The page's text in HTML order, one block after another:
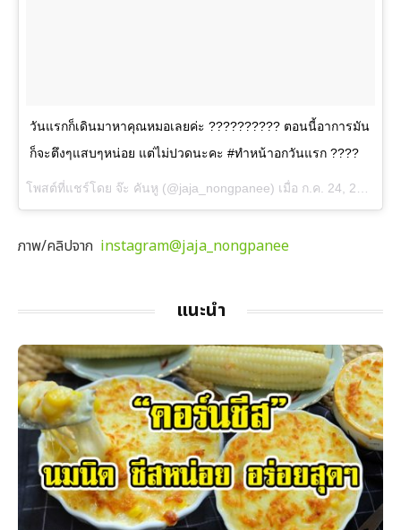
วันแรกก็เดินมาหาคุณหมอเลยค่ะ ?????????? ตอนนี้อาการมัน
ก็จะตึงๆแสบๆหน่อย แต่ไม่ปวดนะคะ #ทำหน้าอกวันแรก ????
โพสต์ที่แชร์โดย จ๊ะ คันหู (@jaja_nongpanee) เมื่อ ก.ค. 24, 2018 เวลา 6:35pm PDT
ภาพ/คลิปจาก instagram@jaja_nongpanee
แนะนำ